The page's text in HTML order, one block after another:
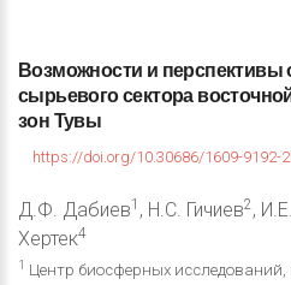
Возможности и перспективы
сырьевогосектора
зонТувы
https://doi.org/10.30686/1609-9192-
Д.Ф. Дабиев1 , Н.С. Гичиев2,
Хертек4
1
Центр биосферных